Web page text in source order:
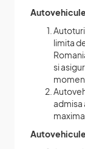
limita
si
admisa